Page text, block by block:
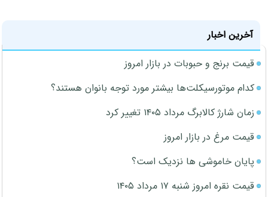
آخرین اخبار
قیمت برنج و حبوبات در بازار امروز
کدام موتورسیکلت‌ها بیشتر مورد توجه بانوان هستند؟
زمان شارژ کالابرگ مرداد ۱۴۰۵ تغییر کرد
قیمت مرغ در بازار امروز
پایان خاموشی ها نزدیک است؟
قیمت نقره امروز شنبه ۱۷ مرداد ۱۴۰۵